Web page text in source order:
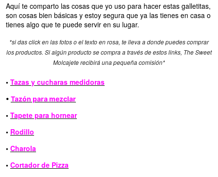
Aquí te comparto las cosas que yo uso para hacer estas galletitas,
son cosas bien básicas y estoy segura que ya las tienes en casa o
tienes algo que te puede servir en su lugar.
*si das click en las fotos o el texto en rosa, te lleva a donde puedes comprar
los productos. Si algún producto se compra a través de estos links, The Sweet
Molcajete recibirá una pequeña comisión*
• Tazas y cucharas medidoras
• Tazón para mezclar
• Tapete para hornear
• Rodillo
• Charola
• Cortador de Pizza